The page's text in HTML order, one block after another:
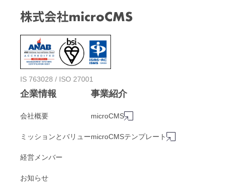
IS 763028 / ISO 27001
企業情報
会社概要
ミッションとバリュー
経営メンバー
お知らせ
事業紹介
microCMS
microCMSテンプレート